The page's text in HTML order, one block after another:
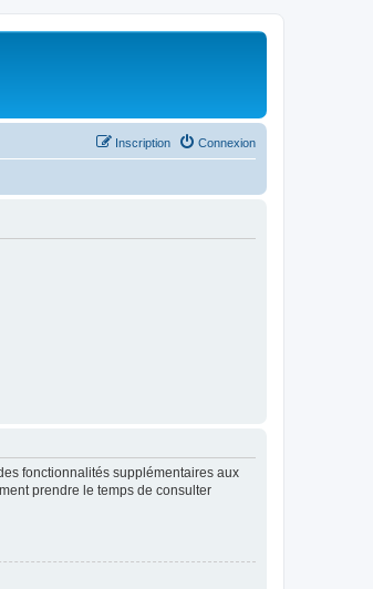
Connexion
Inscription
fonctionnalités supplémentaires aux
prendre le temps de consulter